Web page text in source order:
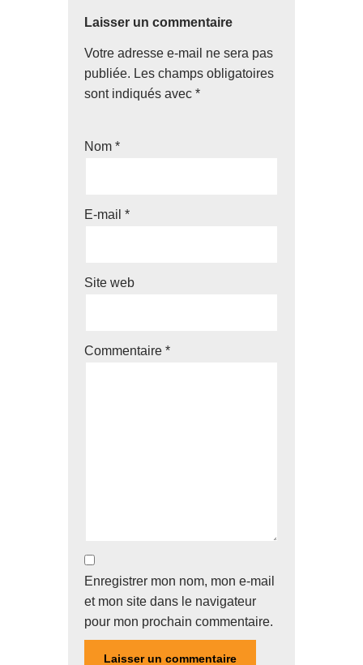
Laisser un commentaire
Votre adresse e-mail ne sera pas
publiée. Les champs obligatoires
sont indiqués avec *
Nom *
E-mail *
Site web
Commentaire *
Enregistrer mon nom, mon e-mail
et mon site dans le navigateur
pour mon prochain commentaire.